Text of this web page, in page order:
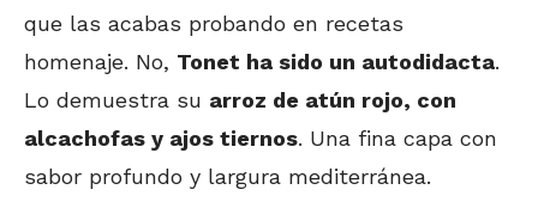
que las acabas probando en recetas
homenaje. No, Tonet ha sido un autodidacta.
Lo demuestra su arroz de atún rojo, con
alcachofas y ajos tiernos. Una fina capa con
sabor profundo y largura mediterránea.